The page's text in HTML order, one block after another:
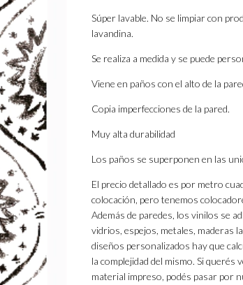
Súper lavable. No se limpiar con
lavandina.
Se realiza a medida y se puede
Viene en paños con el alto de la
Copia imperfecciones de la pared.
Muy alta durabilidad
Los paños se superponen en las
El precio detallado es por metro
colocación, pero tenemos
Además de paredes, los vinilos se
vidrios, espejos, metales, maderas
diseños personalizados hay que
la complejidad del mismo. Si querés
material impreso, podés pasar por